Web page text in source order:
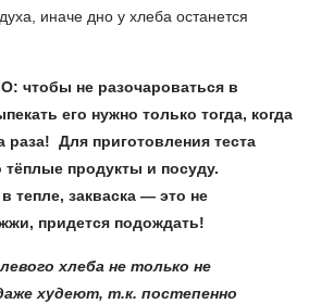
иначе дно у хлеба останется
не разочароваться в
его нужно только тогда, когда
раза! Для приготовления теста
тёплые продукты и посуду.
тепле, закваска — это не
придется подождать!
хлеба не только не
худеют, т.к. постепенно